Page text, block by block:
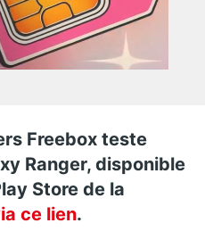
Freebox teste
Ranger, disponible
Store de la
ce lien.